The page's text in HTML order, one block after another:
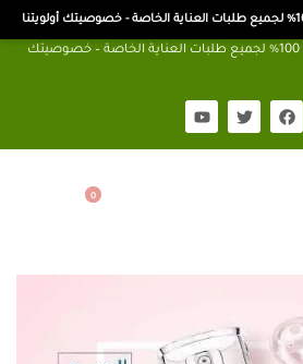
شحن سري ومغلق تماماً 100% لجميع طلبات العناية الخاصة – خصوصيتك
0